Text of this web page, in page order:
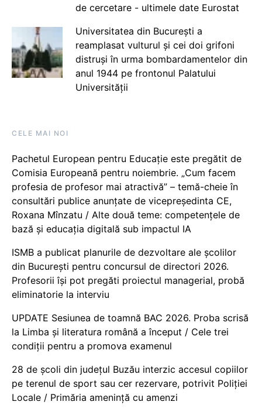
de cercetare - ultimele date Eurostat
Universitatea din București a
reamplasat vulturul și cei doi grifoni
distruși în urma bombardamentelor din
anul 1944 pe frontonul Palatului
Universității
CELE MAI NOI
Pachetul European pentru Educație este pregătit de
Comisia Europeană pentru noiembrie. „Cum facem
profesia de profesor mai atractivă” – temă-cheie în
consultări publice anunțate de vicepreședinta CE,
Roxana Mînzatu / Alte două teme: competențele de
bază și educația digitală sub impactul IA
ISMB a publicat planurile de dezvoltare ale școlilor
din București pentru concursul de directori 2026.
Profesorii își pot pregăti proiectul managerial, probă
eliminatorie la interviu
UPDATE Sesiunea de toamnă BAC 2026. Proba scrisă
la Limba și literatura română a început / Cele trei
condiții pentru a promova examenul
28 de școli din județul Buzău interzic accesul copiilor
pe terenul de sport sau cer rezervare, potrivit Poliției
Locale / Primăria amenință cu amenzi